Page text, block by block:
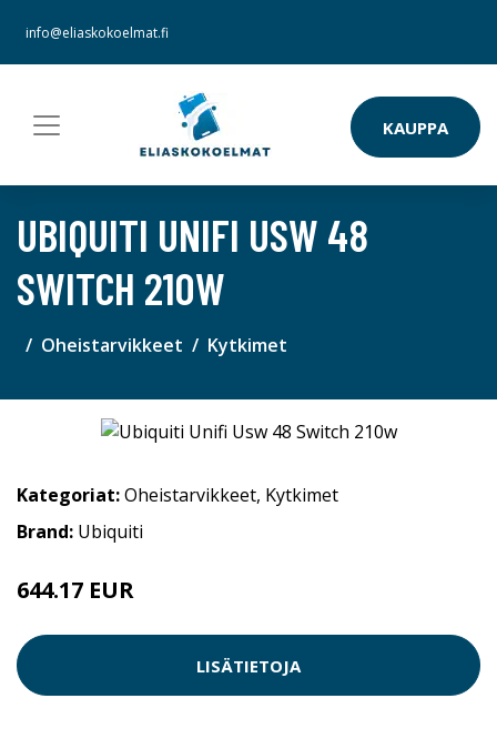
info@eliaskokoelmat.fi
KAUPPA
UBIQUITI UNIFI USW 48
SWITCH 210W
Oheistarvikkeet Kytkimet
Kategoriat:Oheistarvikkeet, Kytkimet
Brand: Ubiquiti
644.17 EUR
LISÄTIETOJA